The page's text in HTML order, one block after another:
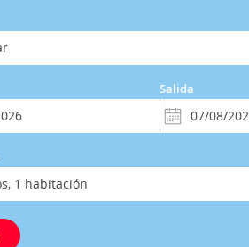
Salida